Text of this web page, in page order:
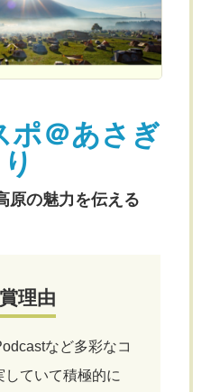
ポ＠あさぎ
り
原の魅力を伝える
理由
など多彩なコ
していて積極的に